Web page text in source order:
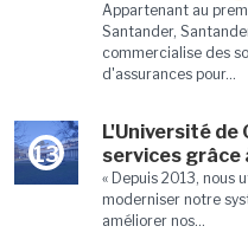
Appartenant au
Santander,
commercialise des
d'assurances pour...
13
L'Université de
services
« Depuis 2013, nous
moderniser notre
améliorer nos...